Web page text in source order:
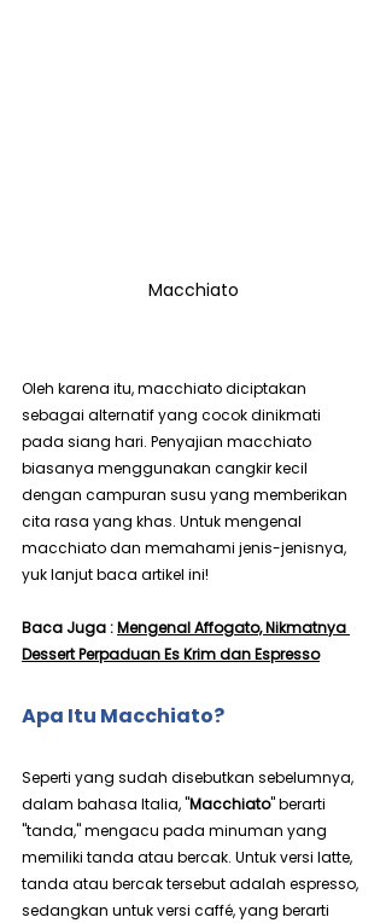
Macchiato
Oleh karena itu, macchiato diciptakan
sebagai alternatif yang cocok dinikmati
pada siang hari. Penyajian macchiato
biasanya menggunakan cangkir kecil
dengan campuran susu yang memberikan
cita rasa yang khas. Untuk mengenal
macchiato dan memahami jenis-jenisnya,
yuk lanjut baca artikel ini!
Baca Juga : Mengenal Affogato, Nikmatnya
Dessert Perpaduan Es Krim dan Espresso
Apa Itu Macchiato?
Seperti yang sudah disebutkan sebelumnya,
dalam bahasa Italia, "Macchiato" berarti
"tanda," mengacu pada minuman yang
memiliki tanda atau bercak. Untuk versi latte,
tanda atau bercak tersebut adalah espresso,
sedangkan untuk versi caffé, yang berarti